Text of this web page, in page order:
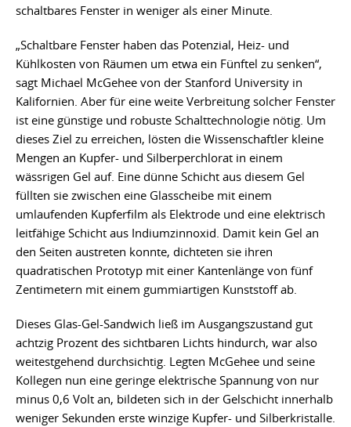
schaltbares Fenster in weniger als einer Minute.
„Schaltbare Fenster haben das Potenzial, Heiz- und
Kühlkosten von Räumen um etwa ein Fünftel zu senken“,
sagt Michael McGehee von der Stanford University in
Kalifornien. Aber für eine weite Verbreitung solcher Fenster
ist eine günstige und robuste Schalttechnologie nötig. Um
dieses Ziel zu erreichen, lösten die Wissenschaftler kleine
Mengen an Kupfer- und Silberperchlorat in einem
wässrigen Gel auf. Eine dünne Schicht aus diesem Gel
füllten sie zwischen eine Glasscheibe mit einem
umlaufenden Kupferfilm als Elektrode und eine elektrisch
leitfähige Schicht aus Indiumzinnoxid. Damit kein Gel an
den Seiten austreten konnte, dichteten sie ihren
quadratischen Prototyp mit einer Kantenlänge von fünf
Zentimetern mit einem gummiartigen Kunststoff ab.
Dieses Glas-Gel-Sandwich ließ im Ausgangszustand gut
achtzig Prozent des sichtbaren Lichts hindurch, war also
weitestgehend durchsichtig. Legten McGehee und seine
Kollegen nun eine geringe elektrische Spannung von nur
minus 0,6 Volt an, bildeten sich in der Gelschicht innerhalb
weniger Sekunden erste winzige Kupfer- und Silberkristalle.